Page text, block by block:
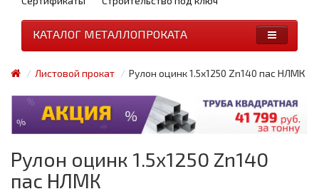
КАТАЛОГ МЕТАЛЛОПРОКАТА
Листовой прокат Рулон оцинк 1.5x1250 Zn140 пас НЛМК
Рулон оцинк 1.5x1250 Zn140
пас НЛМК